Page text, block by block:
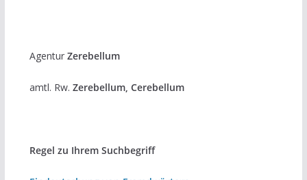
Agentur Zerebellum
amtl. Rw. Zerebellum, Cerebellum
Regel zu Ihrem Suchbegriff